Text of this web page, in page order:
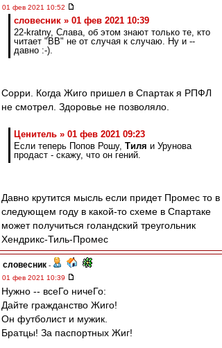
01 фев 2021 10:52
словесник » 01 фев 2021 10:39
22-kratny, Слава, об этом знают только те, кто
читает "ВВ" не от случая к случаю. Ну и --
давно :-).
Сорри. Когда Жиго пришел в Спартак я РПФЛ
не смотрел. Здоровье не позволяло.
Ценитель » 01 фев 2021 09:23
Если теперь Попов Рошу, Тиля и Урунова
продаст - скажу, что он гений.
Давно крутится мысль если придет Промес то в
следующем году в какой-то схеме в Спартаке
может получиться голандский треугольник
Хендрикс-Тиль-Промес
словесник -
01 фев 2021 10:39
Нужно -- всеГо ничеГо:
Дайте гражданство Жиго!
Он футболист и мужик.
Братцы! За паспортных Жиг!